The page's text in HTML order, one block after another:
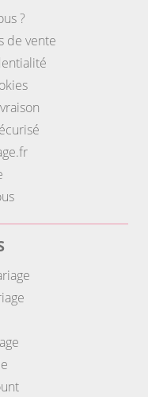
?
de vente